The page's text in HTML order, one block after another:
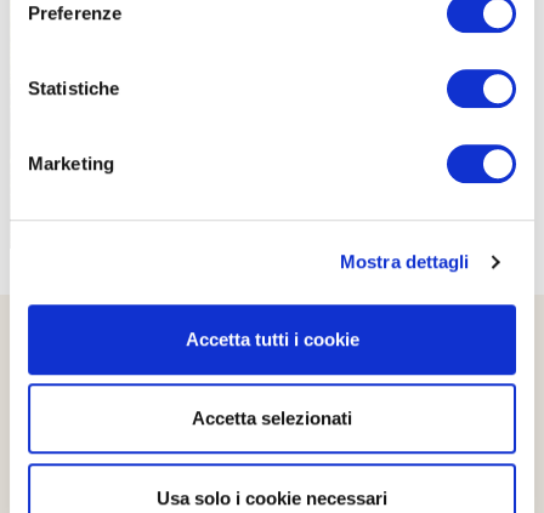
Preferenze
Statistiche
Marketing
Mostra dettagli
Accetta tutti i cookie
Accetta selezionati
Usa solo i cookie necessari